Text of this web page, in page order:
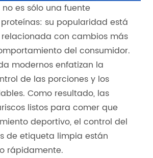
es sólo una fuente
su popularidad está
con cambios más
del consumidor.
modernos enfatizan la
de las porciones y los
Como resultado, las
listos para comer que
deportivo, el control del
de etiqueta limpia están
rápidamente.